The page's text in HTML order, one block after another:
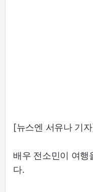
[뉴스엔 서유나 기
배우 전소민이 여행
다.